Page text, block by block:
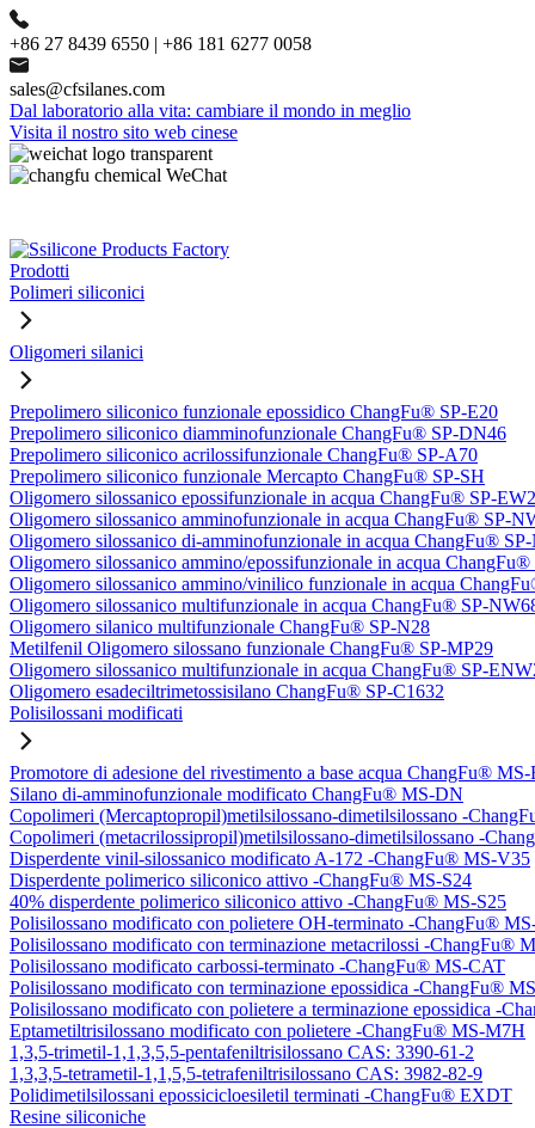
+86 27 8439 6550 | +86 181 6277 0058
sales@cfsilanes.com
Dal laboratorio alla vita: cambiare il mondo in meglio
Visita il nostro sito web cinese
Prodotti
Polimeri siliconici
Oligomeri silanici
Prepolimero siliconico funzionale epossidico ChangFu® SP-E20
Prepolimero siliconico diamminofunzionale ChangFu® SP-DN46
Prepolimero siliconico acrilossifunzionale ChangFu® SP-A70
Prepolimero siliconico funzionale Mercapto ChangFu® SP-SH
Oligomero silossanico epossifunzionale in acqua ChangFu® SP-
Oligomero silossanico amminofunzionale in acqua ChangFu® SP-
Oligomero silossanico di-amminofunzionale in acqua ChangFu®
Oligomero silossanico ammino/epossifunzionale in acqua
Oligomero silossanico ammino/vinilico funzionale in acqua
Oligomero silossanico multifunzionale in acqua ChangFu® SP-
Oligomero silanico multifunzionale ChangFu® SP-N28
Metilfenil Oligomero silossano funzionale ChangFu® SP-MP29
Oligomero silossanico multifunzionale in acqua ChangFu® SP-
Oligomero esadeciltrimetossisilano ChangFu® SP-C1632
Polisilossani modificati
Promotore di adesione del rivestimento a base acqua ChangFu® MS-
Silano di-amminofunzionale modificato ChangFu® MS-DN
Copolimeri (Mercaptopropil)metilsilossano-dimetilsilossano -
Copolimeri (metacrilossipropil)metilsilossano-dimetilsilossano -
Disperdente vinil-silossanico modificato A-172 -ChangFu® MS-V35
Disperdente polimerico siliconico attivo -ChangFu® MS-S24
40% disperdente polimerico siliconico attivo -ChangFu® MS-S25
Polisilossano modificato con polietere OH-terminato -ChangFu®
Polisilossano modificato con terminazione metacrilossi -ChangFu®
Polisilossano modificato carbossi-terminato -ChangFu® MS-CAT
Polisilossano modificato con terminazione epossidica -ChangFu®
Polisilossano modificato con polietere a terminazione epossidica -
Eptametiltrisilossano modificato con polietere -ChangFu® MS-M7H
1,3,5-trimetil-1,1,3,5,5-pentafeniltrisilossano CAS: 3390-61-2
1,3,3,5-tetrametil-1,1,5,5-tetrafeniltrisilossano CAS: 3982-82-9
Polidimetilsilossani epossicicloesiletil terminati -ChangFu® EXDT
Resine siliconiche